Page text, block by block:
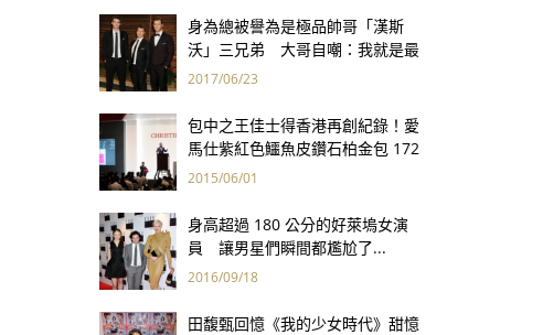
身為總被譽為是極品帥哥「漢斯
沃」三兄弟 大哥自嘲：我就是最
矮的那一個！
2017/06/23
包中之王佳士得香港再創紀錄！愛
馬仕紫紅色鱷魚皮鑽石柏金包 172
萬港幣創全球手袋拍賣最高價
2015/06/01
身高超過 180 公分的好萊塢女演
員 讓男星們瞬間都尷尬了...
2016/09/18
田馥甄回憶《我的少女時代》甜憶